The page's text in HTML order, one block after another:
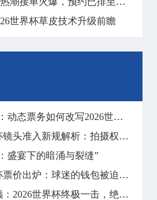
世界杯草皮技术升级前瞻
票务如何改写2026世界杯财富格局”
入新规解析：拍摄权限调整与现场执行要点
盛宴下的暗涌与裂缝”
出炉：球迷的钱包被迫“踢满全场”
世界杯终极一击，绝杀封王**